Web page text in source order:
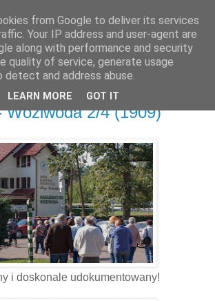
2017
Woziwoda 2/4 (1909)
i doskonale udokumentowany!
from Google to deliver its services
Your IP address and user-agent are
along with performance and security
quality of service, generate usage
and address abuse.
LEARN MORE GOT IT